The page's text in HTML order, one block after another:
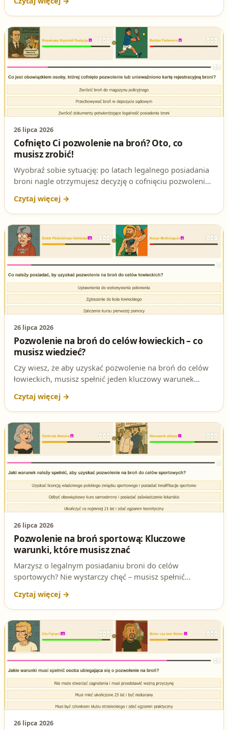
z kluczowych zagadnień na egzaminie na patent
strzelecki. Sprawdź, jakie dokumenty musisz zwrócić i w
jakim terminie.
26 lipca 2026
Cofnięto Ci pozwolenie na broń? Oto, co
musisz zrobić!
Wyobraź sobie sytuację: po latach legalnego posiadania
broni nagle otrzymujesz decyzję o cofnięciu pozwolenia.
ustawa i jak brzmi poprawna odpowiedź na to pytanie
testowe na patent strzelecki.
26 lipca 2026
Pozwolenie na broń do celów łowieckich – co
musisz wiedzieć?
Czy wiesz, że aby uzyskać pozwolenie na broń do celów
łowieckich, musisz spełnić jeden kluczowy warunek
na patent strzelecki. Sprawdź, czy znasz poprawną
odpowiedź i przygotuj się do egzaminu!
26 lipca 2026
Pozwolenie na broń sportową: Kluczowe
warunki, które musisz znać
Marzysz o legalnym posiadaniu broni do celów
sportowych? Nie wystarczy chęć – musisz spełnić
się, jakie warunki są niezbędne, aby uzyskać pozwolenie
na broń sportową i jak przebiega cały proces. Sprawdź,
czy jesteś gotowy na ten krok!
26 lipca 2026